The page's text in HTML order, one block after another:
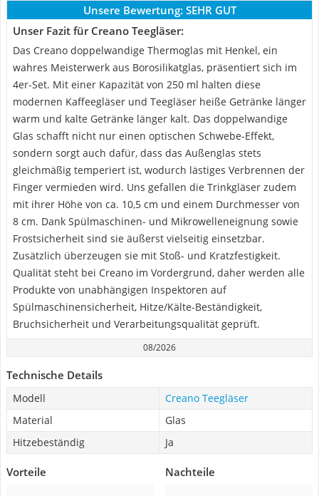
Unsere Bewertung: SEHR GUT
Unser Fazit für Creano Teegläser:
Das Creano doppelwandige Thermoglas mit Henkel, ein
wahres Meisterwerk aus Borosilikatglas, präsentiert sich im
4er-Set. Mit einer Kapazität von 250 ml halten diese
modernen Kaffeegläser und Teegläser heiße Getränke länger
warm und kalte Getränke länger kalt. Das doppelwandige
Glas schafft nicht nur einen optischen Schwebe-Effekt,
sondern sorgt auch dafür, dass das Außenglas stets
gleichmäßig temperiert ist, wodurch lästiges Verbrennen der
Finger vermieden wird. Uns gefallen die Trinkgläser zudem
mit ihrer Höhe von ca. 10,5 cm und einem Durchmesser von
8 cm. Dank Spülmaschinen- und Mikrowelleneignung sowie
Frostsicherheit sind sie äußerst vielseitig einsetzbar.
Zusätzlich überzeugen sie mit Stoß- und Kratzfestigkeit.
Qualität steht bei Creano im Vordergrund, daher werden alle
Produkte von unabhängigen Inspektoren auf
Spülmaschinensicherheit, Hitze/Kälte-Beständigkeit,
Bruchsicherheit und Verarbeitungsqualität geprüft.
08/2026
Technische Details
Modell
Creano Teegläser
Material
Glas
Hitzebeständig
Ja
Vorteile Nachteile